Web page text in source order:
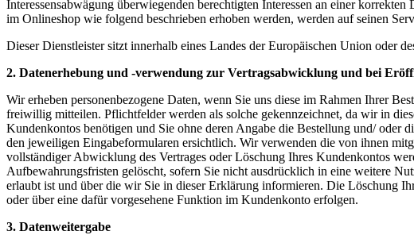
Interessensabwägung überwiegenden berechtigten Interessen an einer
im Onlineshop wie folgend beschrieben erhoben werden, werden auf seinen
Dieser Dienstleister sitzt innerhalb eines Landes der Europäischen Union oder
2. Datenerhebung und -verwendung zur Vertragsabwicklung und bei
Wir erheben personenbezogene Daten, wenn Sie uns diese im Rahmen Ihrer
freiwillig mitteilen. Pflichtfelder werden als solche gekennzeichnet, da wir in
Kundenkontos benötigen und Sie ohne deren Angabe die Bestellung und/ oder
den jeweiligen Eingabeformularen ersichtlich. Wir verwenden die von ihnen
vollständiger Abwicklung des Vertrages oder Löschung Ihres Kundenkontos
Aufbewahrungsfristen gelöscht, sofern Sie nicht ausdrücklich in eine weitere
erlaubt ist und über die wir Sie in dieser Erklärung informieren. Die Löschung
oder über eine dafür vorgesehene Funktion im Kundenkonto erfolgen.
3. Datenweitergabe